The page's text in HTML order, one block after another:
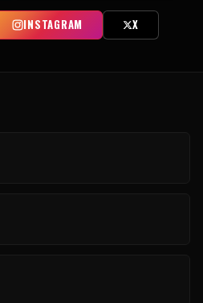
INSTAGRAM X